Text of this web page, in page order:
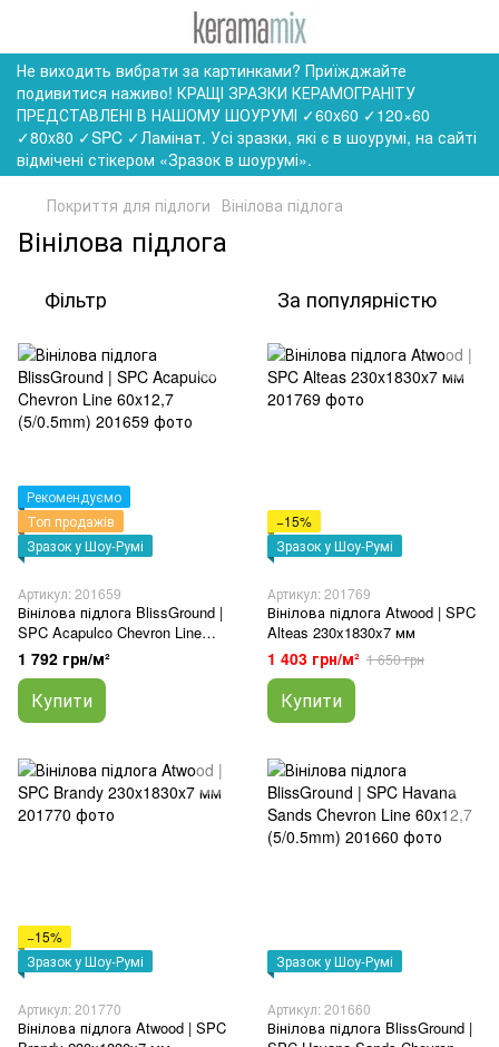
Не виходить вибрати за картинками? Приїжджайте
подивитися наживо! КРАЩІ ЗРАЗКИ КЕРАМОГРАНІТУ
ПРЕДСТАВЛЕНІ В НАШОМУ ШОУРУМІ ✓60x60 ✓120×60
✓80x80 ✓SPC ✓Ламінат. Усі зразки, які є в шоурумі, на сайті
відмічені стікером «Зразок в шоурумі».
Покриття для підлоги Вінілова підлога
Вінілова підлога
Фільтр За популярністю
Рекомендуємо
Топ продажів
Зразок у Шоу-Румі
Артикул: 201659
Вінілова підлога BlissGround |
SPC Acapulco Chevron Line
60x12,7 (5/0.5mm)
1 792 грн/м²
Купити
−15%
Зразок у Шоу-Румі
Артикул: 201769
Вінілова підлога Atwood | SPC
Alteas 230x1830x7 мм
1 403 грн/м² 1 650 грн
Купити
−15%
Зразок у Шоу-Румі
Артикул: 201770
Вінілова підлога Atwood | SPC
Зразок у Шоу-Румі
Артикул: 201660
Вінілова підлога BlissGround |